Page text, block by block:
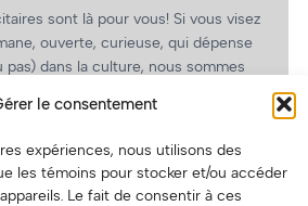
le consentement
expériences, nous utilisons des
les témoins pour stocker et/ou accéder
Le fait de consentir à ces
sont là pour vous! Si vous visez
ouverte, curieuse, qui dépense
pas) dans la culture, nous sommes
tarifs spéciaux pour vous, les